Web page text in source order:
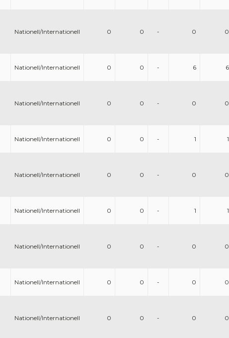
Nationell/Internationell 0 0 - 0 0
Nationell/Internationell 0 0 - 6 6
Nationell/Internationell 0 0 - 0 0
Nationell/Internationell 0 0 - 1 1
Nationell/Internationell 0 0 - 0 0
Nationell/Internationell 0 0 - 1 1
Nationell/Internationell 0 0 - 0 0
Nationell/Internationell 0 0 - 0 0
Nationell/Internationell 0 0 - 0 0